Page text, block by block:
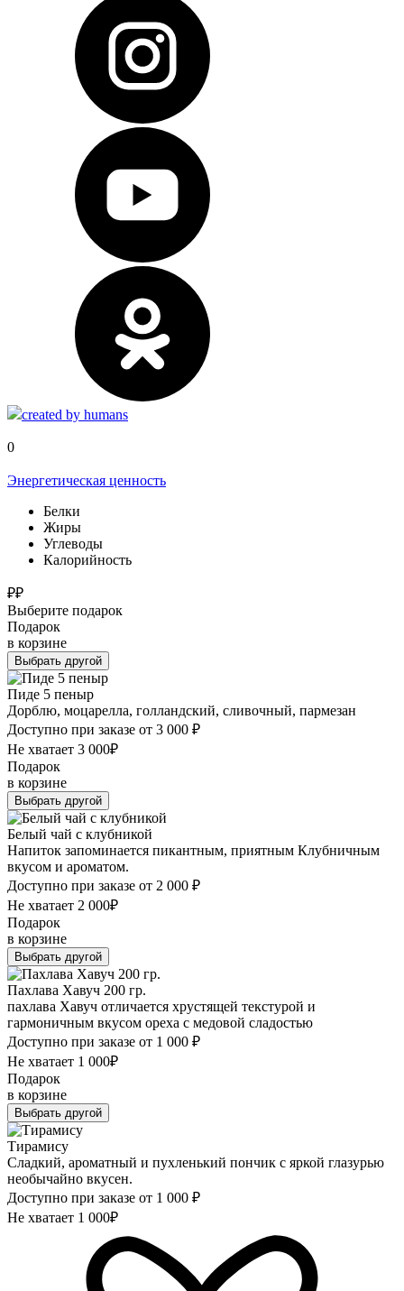
created by humans
0
Энергетическая ценность
Белки
Жиры
Углеводы
Калорийность
₽₽
Выберите подарок
Подарок
в корзине
Выбрать другой
Пиде 5 пеныр
Дорблю, моцарелла, голландский, сливочный, пармезан
Доступно при заказе от 3 000 ₽
Не хватает 3 000₽
Подарок
в корзине
Выбрать другой
Белый чай с клубникой
Напиток запоминается пикантным, приятным Клубничным
вкусом и ароматом.
Доступно при заказе от 2 000 ₽
Не хватает 2 000₽
Подарок
в корзине
Выбрать другой
Пахлава Хавуч 200 гр.
пахлава Хавуч отличается хрустящей текстурой и
гармоничным вкусом ореха с медовой сладостью
Доступно при заказе от 1 000 ₽
Не хватает 1 000₽
Подарок
в корзине
Выбрать другой
Тирамису
Сладкий, ароматный и пухленький пончик с яркой глазурью
необычайно вкусен.
Доступно при заказе от 1 000 ₽
Не хватает 1 000₽